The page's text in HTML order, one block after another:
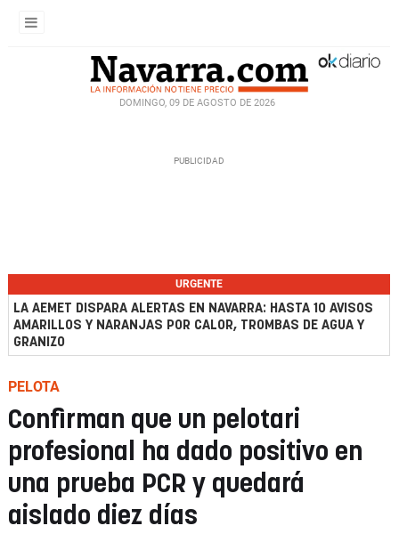
DOMINGO, 09 DE AGOSTO DE 2026
URGENTE
LA AEMET DISPARA ALERTAS EN NAVARRA: HASTA 10 AVISOS
AMARILLOS Y NARANJAS POR CALOR, TROMBAS DE AGUA Y
GRANIZO
PELOTA
Confirman que un pelotari
profesional ha dado positivo en
una prueba PCR y quedará
aislado diez días